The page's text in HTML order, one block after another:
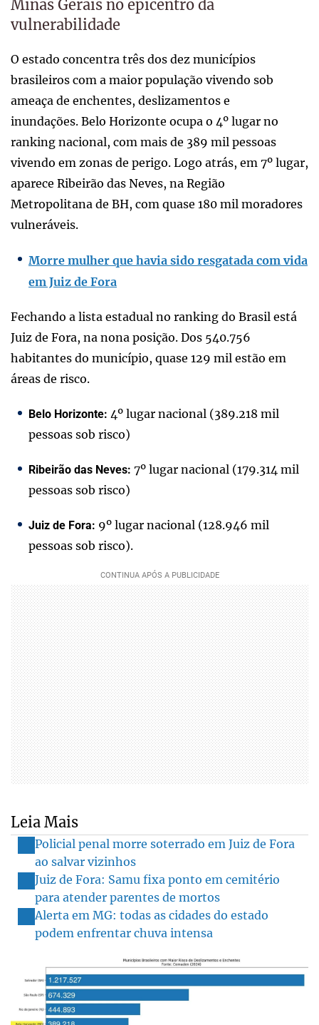
Minas Gerais no epicentro da
vulnerabilidade
O estado concentra três dos dez municípios
brasileiros com a maior população vivendo sob
ameaça de enchentes, deslizamentos e
inundações. Belo Horizonte ocupa o 4º lugar no
ranking nacional, com mais de 389 mil pessoas
vivendo em zonas de perigo. Logo atrás, em 7º lugar,
aparece Ribeirão das Neves, na Região
Metropolitana de BH, com quase 180 mil moradores
vulneráveis.
Morre mulher que havia sido resgatada com vida
em Juiz de Fora
Fechando a lista estadual no ranking do Brasil está
Juiz de Fora, na nona posição. Dos 540.756
habitantes do município, quase 129 mil estão em
áreas de risco.
Belo Horizonte: 4º lugar nacional (389.218 mil
pessoas sob risco)
Ribeirão das Neves: 7º lugar nacional (179.314 mil
pessoas sob risco)
Juiz de Fora: 9º lugar nacional (128.946 mil
pessoas sob risco).
Leia Mais
Policial penal morre soterrado em Juiz de Fora
ao salvar vizinhos
Juiz de Fora: Samu fixa ponto em cemitério
para atender parentes de mortos
Alerta em MG: todas as cidades do estado
podem enfrentar chuva intensa